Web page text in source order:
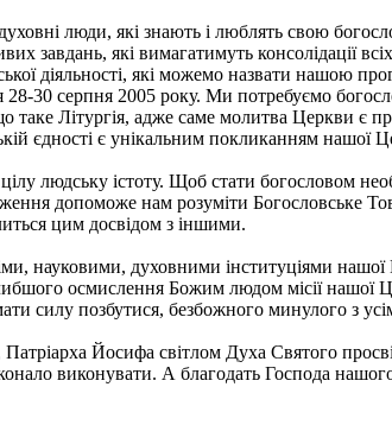
люди, які знають і люблять свою
завдань, які вимагатимуть консолідації
діяльності, які можемо назвати нашою
30 серпня 2005 року. Ми потребуємо
Літургія, адже саме молитва Церкви є
єдності є унікальним покликанням
людську істоту. Щоб стати богословом
допоможе нам розуміти Богословське
цим досвідом з іншими.
науковими, духовними інституціями
осмислення Божим людом місії нашої
силу позбутися, безбожного минулого з
Йосифа світлом Духа Святого
виконувати. А благодать Господа